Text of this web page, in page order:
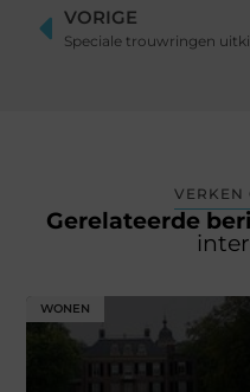
VORIGE
VERKEN
Gerelateerde
WONEN